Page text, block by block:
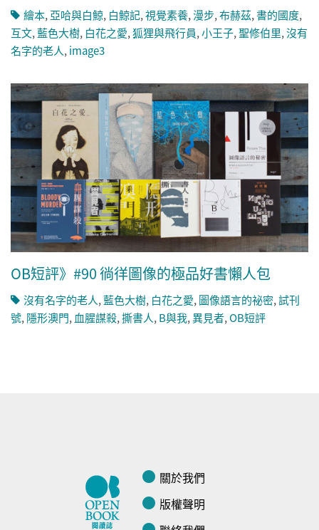
繪本,亞哈與白鯨, 白鯨記,視覺素養,漫步,布赫茲,書的國度,
互文,藍色大樹, 白花之愛,狐狸與飛行員,小王子,聖修伯里,沒有
名字的老人,image3
OB短評》#90 徜徉圖像的極品好書懶人包
沒有名字的老人,藍色大樹, 白花之愛, 圖像語言的祕密,試刊
號, 隱形澳門, 血腥謀殺,撕書人, B與我,異見者,OB短評
關於我們
版權聲明